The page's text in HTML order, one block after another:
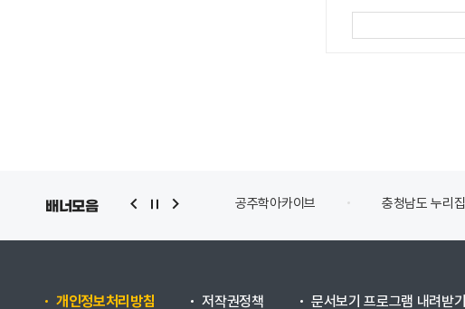
배너모음 공주학아카이브 충청남도 누리집
개인정보처리방침 저작권정책 문서보기 프로그램 내려받기